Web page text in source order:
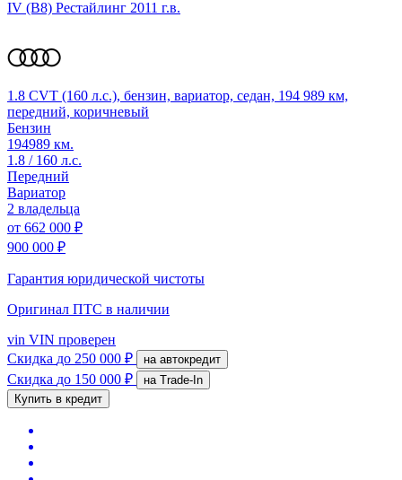
IV (B8) Рестайлинг 2011 г.в.
1.8 CVT (160 л.с.), бензин, вариатор, седан, 194 989 км,
передний, коричневый
Бензин
194989 км.
1.8 / 160 л.с.
Передний
Вариатор
2 владельца
от 662 000 ₽
900 000 ₽
Гарантия юридической чистоты
Оригинал ПТС в наличии
vin VIN проверен
Скидка до 250 000 ₽ на автокредит
Скидка до 150 000 ₽
на Trade-In
Купить в кредит